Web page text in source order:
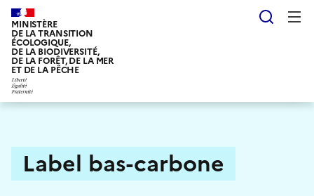
Aller
au
contenu
principal
MINISTÈRE
DE LA TRANSITION
ÉCOLOGIQUE,
DE LA BIODIVERSITÉ,
DE LA FORÊT, DE LA MER
ET DE LA PÊCHE
Label bas-carbone